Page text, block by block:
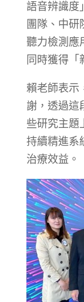
語音辨識度
團隊、中研
聽力檢測應
同時獲得「
賴老師表示
謝，透過這
些研究主題
持續精進系
治療效益。